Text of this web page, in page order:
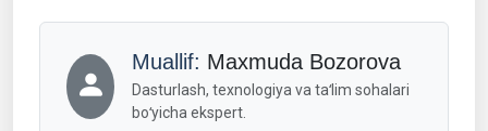
Muallif: Maxmuda Bozorova
Dasturlash, texnologiya va taʻlim sohalari
boʻyicha ekspert.